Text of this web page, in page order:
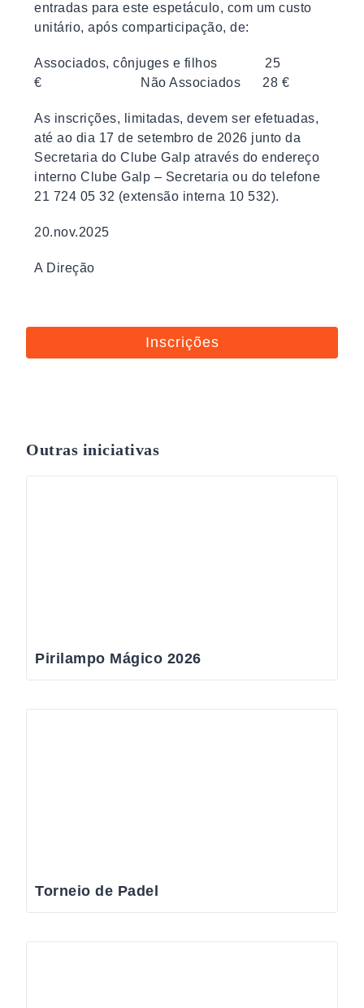
entradas para este espetáculo, com um custo
unitário, após comparticipação, de:
Associados, cônjuges e filhos 25
€ Não Associados 28 €
As inscrições, limitadas, devem ser efetuadas,
até ao dia 17 de setembro de 2026 junto da
Secretaria do Clube Galp através do endereço
interno Clube Galp – Secretaria ou do telefone
21 724 05 32 (extensão interna 10 532).
20.nov.2025
A Direção
Inscrições
Outras iniciativas
Pirilampo Mágico 2026
Torneio de Padel